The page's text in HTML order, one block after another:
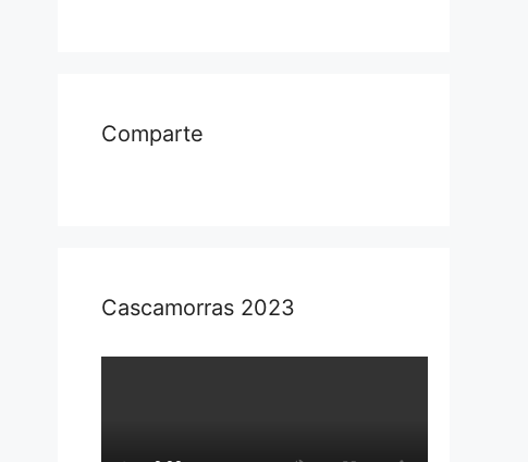
Comparte
Cascamorras 2023